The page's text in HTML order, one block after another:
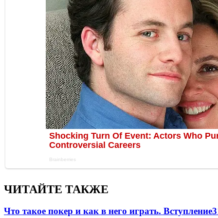
ЧИТАЙТЕ ТАКЖЕ
Что такое покер и как в него играть. Вступление3